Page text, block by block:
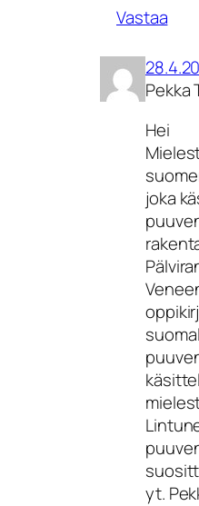
Vastaa
Pekka
Hei
joka
yt.